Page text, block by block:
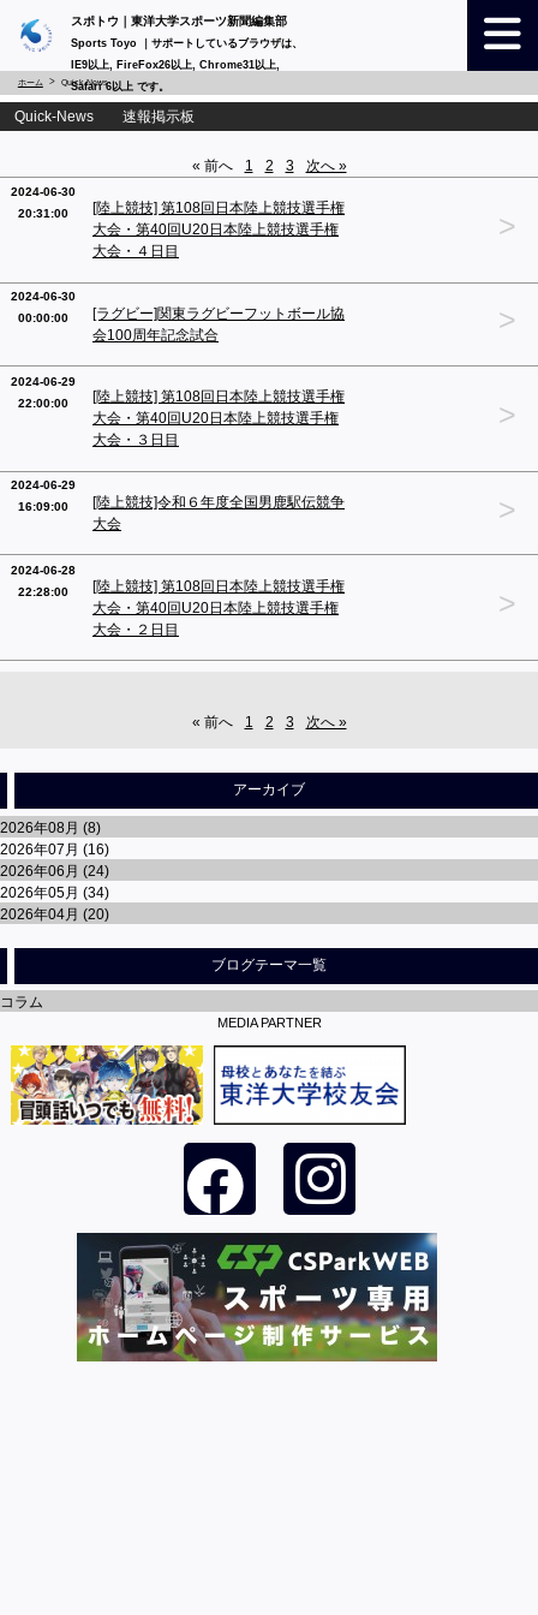
スポトウ｜東洋大学スポーツ新聞編集部
Sports Toyo ｜サポートしているブラウザは、
IE9以上, FireFox26以上, Chrome31以上,
Safari 6以上 です。
ホーム Quick-News
Quick-News 速報掲示板
« 前へ 1 2 3 次へ »
2024-06-30
20:31:00
[陸上競技] 第108回日本陸上競技選手権
大会・第40回U20日本陸上競技選手権
大会・４日目
>
2024-06-30
00:00:00
[ラグビー]関東ラグビーフットボール協
会100周年記念試合
>
2024-06-29
22:00:00
[陸上競技] 第108回日本陸上競技選手権
大会・第40回U20日本陸上競技選手権
大会・３日目
>
2024-06-29
16:09:00
[陸上競技]令和６年度全国男鹿駅伝競争
大会
>
2024-06-28
22:28:00
[陸上競技] 第108回日本陸上競技選手権
大会・第40回U20日本陸上競技選手権
大会・２日目
>
« 前へ 1 2 3 次へ »
アーカイブ
2026年08月 (8)
2026年07月 (16)
2026年06月 (24)
2026年05月 (34)
2026年04月 (20)
ブログテーマ一覧
コラム
MEDIA PARTNER